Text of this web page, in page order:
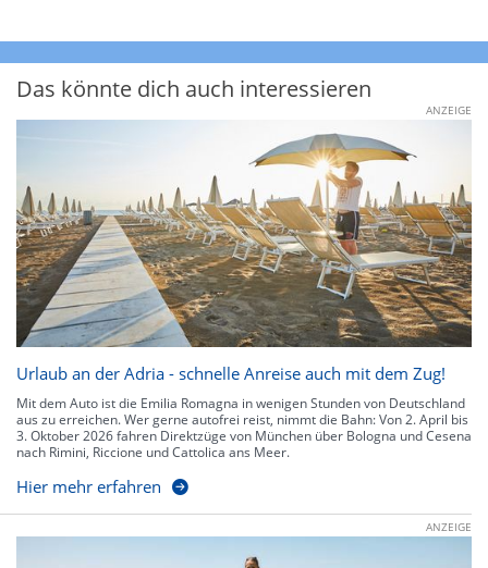
Das könnte dich auch interessieren
ANZEIGE
Urlaub an der Adria - schnelle Anreise auch mit dem Zug!
Mit dem Auto ist die Emilia Romagna in wenigen Stunden von Deutschland
aus zu erreichen. Wer gerne autofrei reist, nimmt die Bahn: Von 2. April bis
3. Oktober 2026 fahren Direktzüge von München über Bologna und Cesena
nach Rimini, Riccione und Cattolica ans Meer.
Hier mehr erfahren
ANZEIGE